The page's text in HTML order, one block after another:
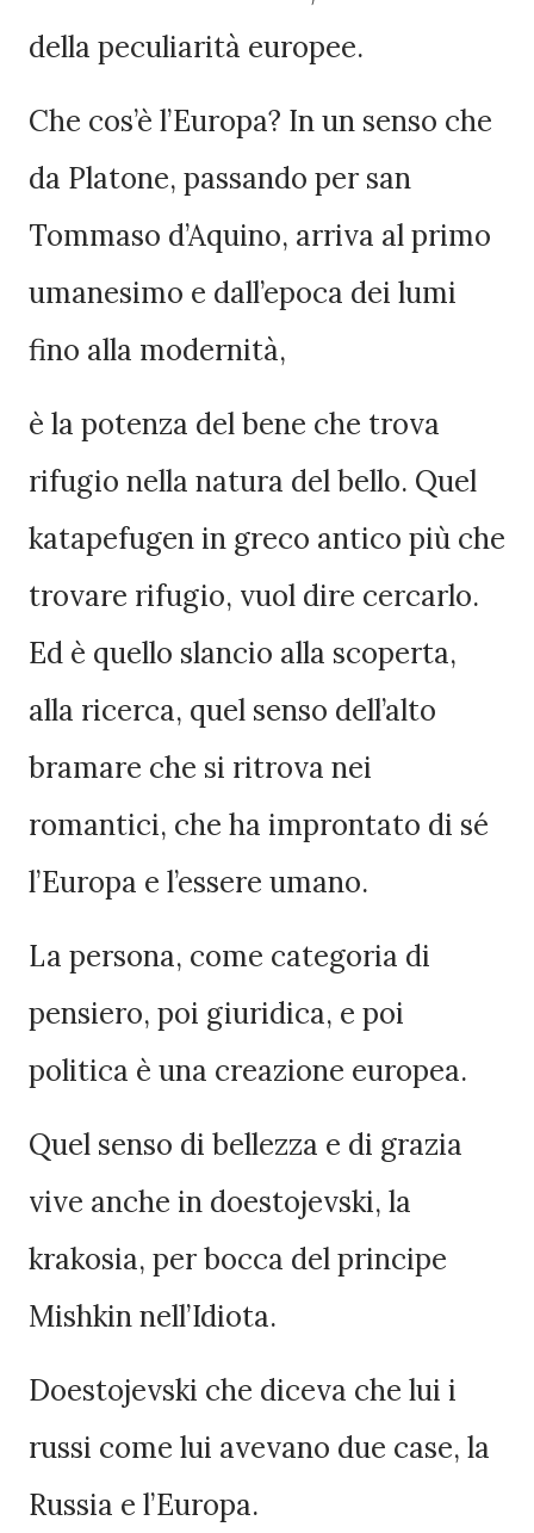
della peculiarità europee.
Che cos’è l’Europa? In un senso che
da Platone, passando per san
Tommaso d’Aquino, arriva al primo
umanesimo e dall’epoca dei lumi
fino alla modernità,
è la potenza del bene che trova
rifugio nella natura del bello. Quel
katapefugen in greco antico più che
trovare rifugio, vuol dire cercarlo.
Ed è quello slancio alla scoperta,
alla ricerca, quel senso dell’alto
bramare che si ritrova nei
romantici, che ha improntato di sé
l’Europa e l’essere umano.
La persona, come categoria di
pensiero, poi giuridica, e poi
politica è una creazione europea.
Quel senso di bellezza e di grazia
vive anche in doestojevski, la
krakosia, per bocca del principe
Mishkin nell’Idiota.
Doestojevski che diceva che lui i
russi come lui avevano due case, la
Russia e l’Europa.